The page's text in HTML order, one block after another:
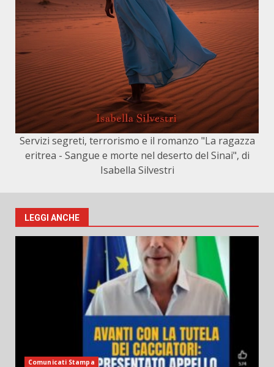
Servizi segreti, terrorismo e il romanzo "La ragazza
eritrea - Sangue e morte nel deserto del Sinai", di
Isabella Silvestri
LEGGI ANCHE
Comunicati Stampa